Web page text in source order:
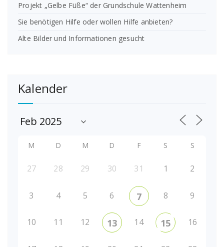
Projekt „Gelbe Füße“ der Grundschule Wattenheim
Sie benötigen Hilfe oder wollen Hilfe anbieten?
Alte Bilder und Informationen gesucht
Kalender
M D M D F S S
27 28 29 30 31 1 2
3 4 5 6 7 8 9
10 11 12 13 14 15 16